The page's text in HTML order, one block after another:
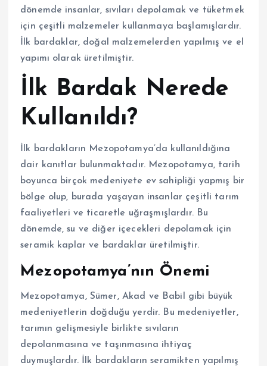
dönemde insanlar, sıvıları depolamak ve tüketmek
için çeşitli malzemeler kullanmaya başlamışlardır.
İlk bardaklar, doğal malzemelerden yapılmış ve el
yapımı olarak üretilmiştir.
İlk Bardak Nerede
Kullanıldı?
İlk bardakların Mezopotamya’da kullanıldığına
dair kanıtlar bulunmaktadır. Mezopotamya, tarih
boyunca birçok medeniyete ev sahipliği yapmış bir
bölge olup, burada yaşayan insanlar çeşitli tarım
faaliyetleri ve ticaretle uğraşmışlardır. Bu
dönemde, su ve diğer içecekleri depolamak için
seramik kaplar ve bardaklar üretilmiştir.
Mezopotamya’nın Önemi
Mezopotamya, Sümer, Akad ve Babil gibi büyük
medeniyetlerin doğduğu yerdir. Bu medeniyetler,
tarımın gelişmesiyle birlikte sıvıların
depolanmasına ve taşınmasına ihtiyaç
duymuşlardır. İlk bardakların seramikten yapılmış